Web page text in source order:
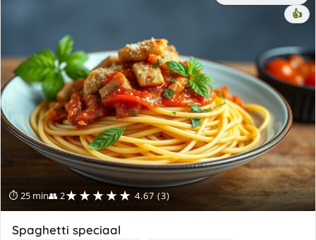
⏱ 25 min👥 2★★★★★ 4.67 (3)
👍
Spaghetti speciaal